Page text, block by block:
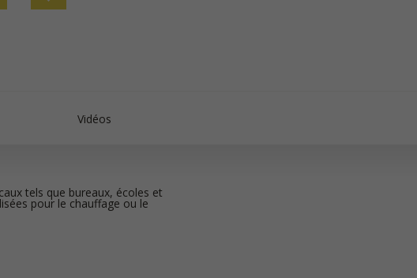
Vidéos
tels que bureaux, écoles et
pour le chauffage ou le